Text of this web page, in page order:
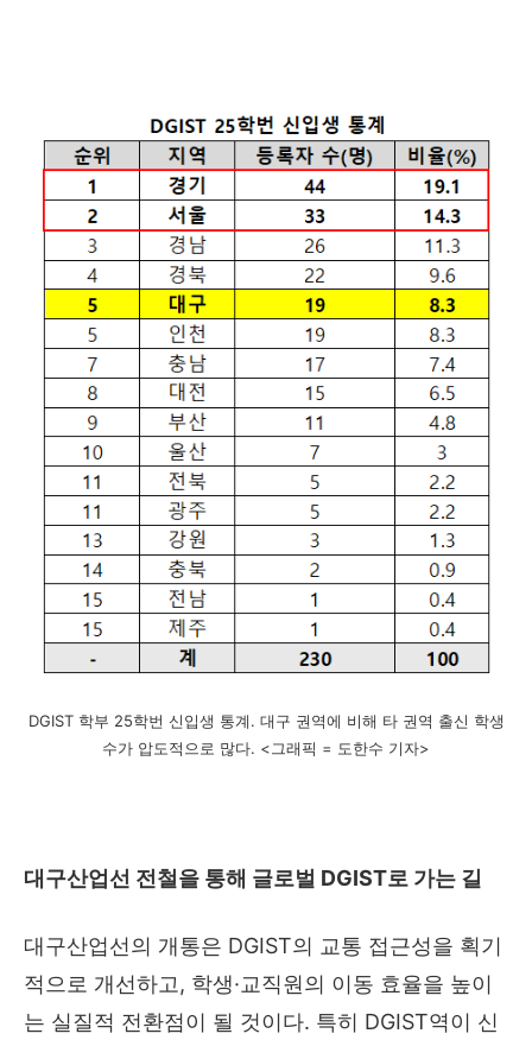
DGIST 학부 25학번 신입생 통계. 대구 권역에 비해 타 권역 출신 학생
수가 압도적으로 많다. <그래픽 = 도한수 기자>
대구산업선 전철을 통해 글로벌 DGIST로 가는 길
대구산업선의 개통은 DGIST의 교통 접근성을 획기
적으로 개선하고, 학생·교직원의 이동 효율을 높이
는 실질적 전환점이 될 것이다. 특히 DGIST역이 신